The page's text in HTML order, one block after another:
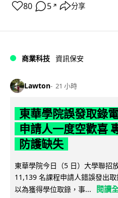
80 5 ↗ 分享
商業科技 資訊保安
Lawton 21 小時
東華學院誤發取錄
申請人一度空歡喜
防護缺失
東華學院今日（5 日）大學聯招
11,139 名課程申請人錯誤發出
以為獲得學位取錄，事...
閱讀